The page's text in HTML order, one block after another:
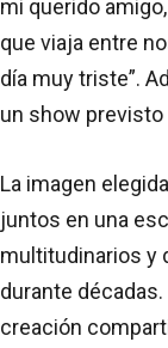
mi querido
que viaja entre
día muy triste”.
un show previsto
La imagen
juntos en una
multitudinarios y
durante
creación